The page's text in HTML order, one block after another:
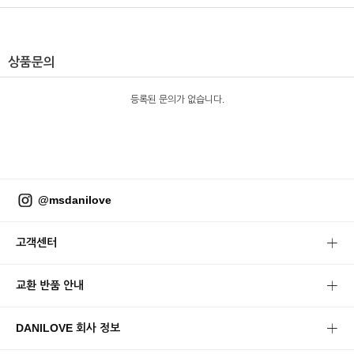
상품문의
등록된 문의가 없습니다.
@msdanilove
고객센터
교환 반품 안내
DANILOVE 회사 정보